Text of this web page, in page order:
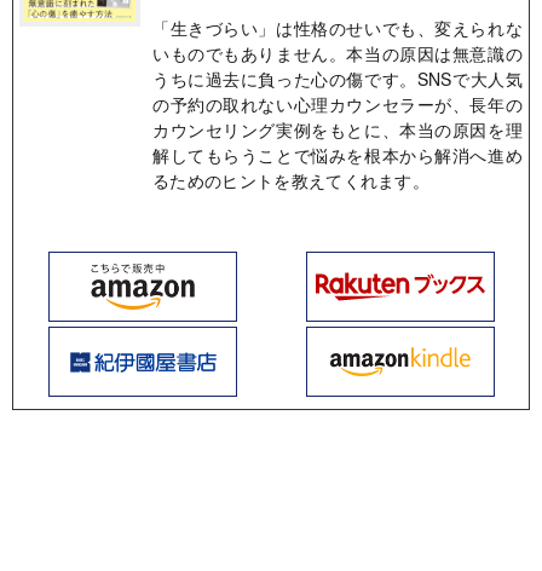
「生きづらい」は性格のせいでも、変えられな
いものでもありません。本当の原因は無意識の
うちに過去に負った心の傷です。SNSで大人気
の予約の取れない心理カウンセラーが、長年の
カウンセリング実例をもとに、本当の原因を理
解してもらうことで悩みを根本から解消へ進め
るためのヒントを教えてくれます。